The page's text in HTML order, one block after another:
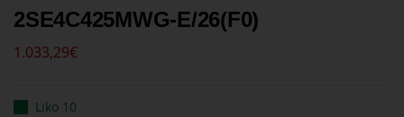
2SE4C425MWG-E/26(F0)
1.033,29€
Liko 10